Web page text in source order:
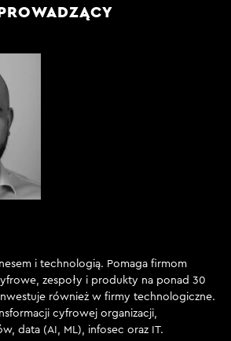
i technologią. Pomaga firmom
zespoły i produkty na ponad 30
również w firmy technologiczne.
cyfrowej organizacji,
data (AI, ML), infosec oraz IT.